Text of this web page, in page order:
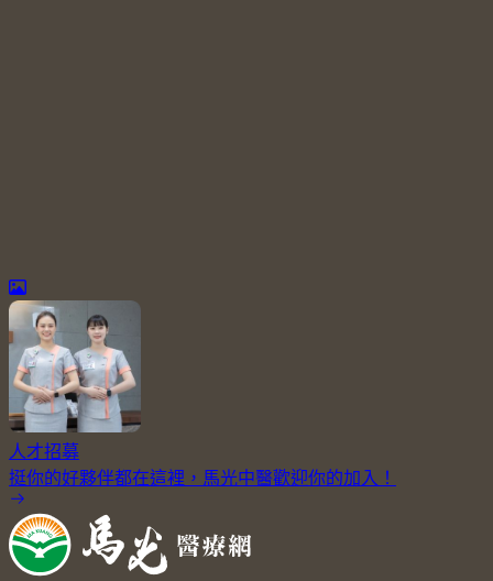
人才招募
挺你的好夥伴都在這裡，馬光中醫歡迎你的加入！